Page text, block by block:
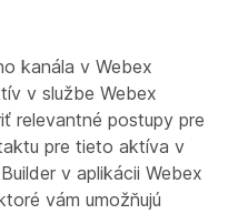
kanála v Webex
v službe Webex
relevantné postupy pre
pre tieto aktíva v
v aplikácii Webex
vám umožňujú